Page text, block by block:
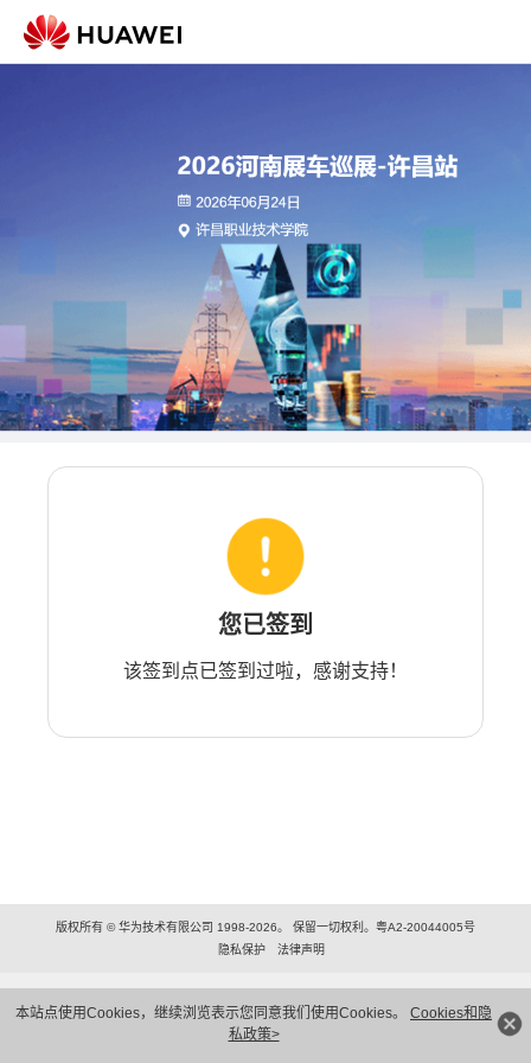
本站点使用Cookies，继续浏览表示您同意我们使用Cookies。 Cookies和隐
私政策>
您已签到
该签到点已签到过啦，感谢支持！
版权所有 © 华为技术有限公司 1998-2026。 保留一切权利。粤A2-20044005号
隐私保护
法律声明